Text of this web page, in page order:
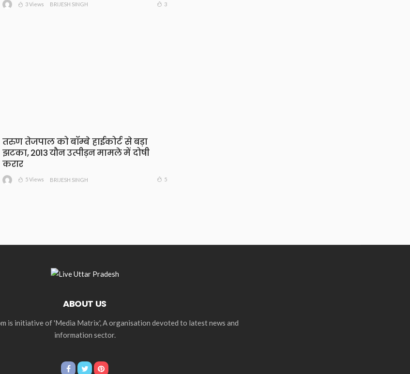
3 Views BRIJESH SINGH 3
तरुण तेजपाल को बॉम्बे हाईकोर्ट से बड़ा
झटका, 2013 यौन उत्पीड़न मामले में दोषी
करार
5 Views BRIJESH SINGH 5
ABOUT US
is initiative of 'Media Matrix', A organisation devoted to latest news and
information sector.